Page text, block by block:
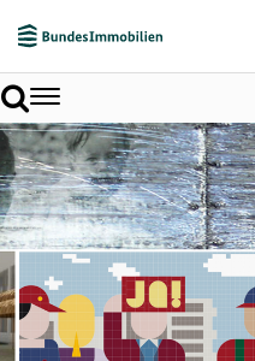
Toggle
navigation